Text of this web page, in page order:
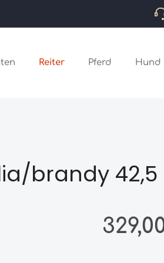
Reiter Pferd Hund
brandy 42,5
Regulärer Preis: